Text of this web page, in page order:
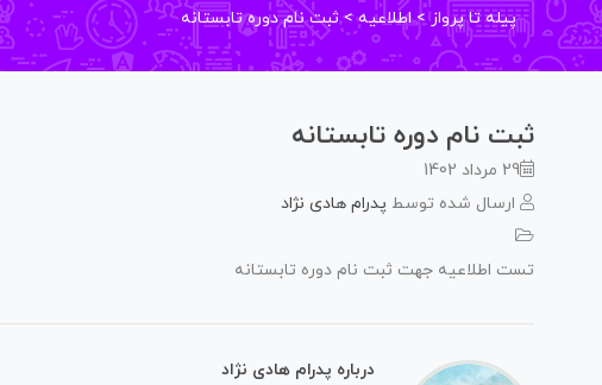
پیله تا پرواز>اطلاعیه>ثبت نام دوره تابستانه
ثبت نام دوره تابستانه
29 مرداد 1402
ارسال شده توسط پدرام هادی نژاد
تست اطلاعیه جهت ثبت نام دوره تابستانه
درباره پدرام هادی نژاد